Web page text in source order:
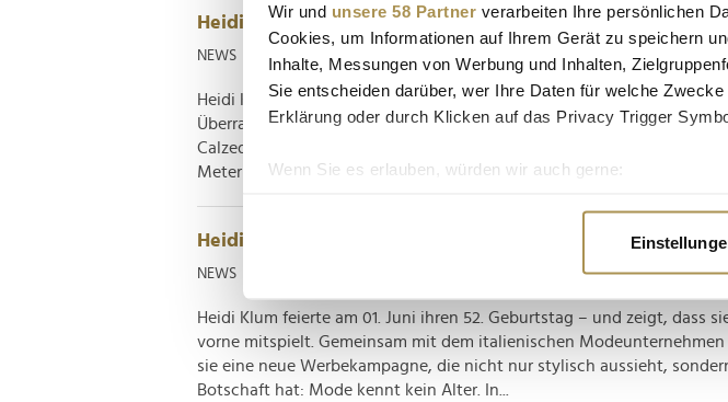
Wir und unsere 58 Partner verarbeiten Ihre persönlichen
Cookies, um Informationen auf Ihrem Gerät zu speichern
Inhalte, Messungen von Werbung und Inhalten,
Sie entscheiden darüber, wer Ihre Daten für welche
Erklärung oder durch Klicken auf das Privacy Trigger
Wenn Sie es erlauben, würden wir auch gerne:
Erfahren Sie mehr darüber, wie Ihre persönlichen Daten
Wir verwenden Cookies, um Inhalte und Anzeigen zu
und die Zugriffe auf unsere Website zu analysieren.
Website an unsere Partner für soziale Medien, Werbung
Heidi Klum gibt Köln ein XXL-Autogramm
NEWS | 16.06.2025
Heidi Klum sorgt pünktlich zum Sommerbeginn für Aufsehen in Köln:
Überraschungsauftritt am Friesenwall hat sie ein riesiges
Calzedonia signiert – mithilfe von Hebebühne und Spraydose. Der
Meter hohen Werbefläche stellt Klums ersten öffentlichen...
Heidi Klum wird 52 – und zeigt die Bademodentrends des
NEWS
Heidi Klum feierte am 01. Juni ihren 52. Geburtstag – und zeigt, dass
vorne mitspielt. Gemeinsam mit dem italienischen
sie eine neue Werbekampagne, die nicht nur stylisch aussieht,
Botschaft hat: Mode kennt kein Alter. In...